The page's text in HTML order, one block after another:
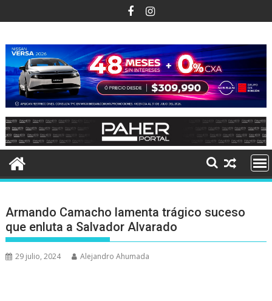
al
Armando Camacho lamenta trágico suceso
que enluta a Salvador Alvarado
29 julio, 2024 Alejandro Ahumada